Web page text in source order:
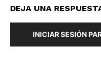
DEJA UNA
INICIAR SESIÓN